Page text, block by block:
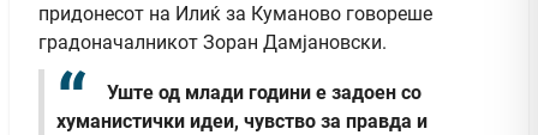
придонесот на Илиќ за Куманово говореше
градоначалникот Зоран Дамјановски.
Уште од млади години е задоен со
хуманистички идеи, чувство за правда и